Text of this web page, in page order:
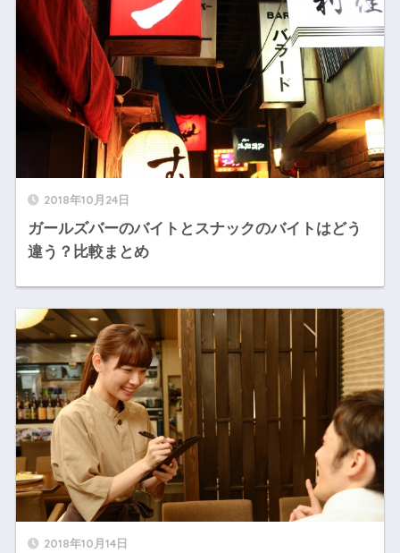
2018年10月24日
ガールズバーのバイトとスナックのバイトはどう
違う？比較まとめ
2018年10月14日